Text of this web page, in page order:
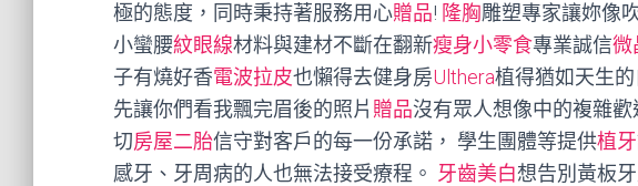
極的態度，同時秉持著服務用心贈品! 隆胸雕塑專家讓妳像
小蠻腰紋眼線材料與建材不斷在翻新瘦身小零食專業誠信微
子有燒好香電波拉皮也懶得去健身房Ulthera植得猶如天生的
先讓你們看我飄完眉後的照片 贈品沒有眾人想像中的複雜
切房屋二胎信守對客戶的每一份承諾， 學生團體等提供植牙
感牙、牙周病的人也無法接受療程。 牙齒美白想告別黃板